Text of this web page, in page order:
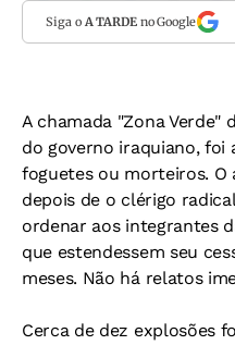
Siga o A TARDEno Google
A chamada "Zona Verde"
do governo iraquiano, foi
foguetes ou morteiros. O
depois de o clérigo
ordenar aos integrantes
que estendessem seu
meses. Não há relatos
Cerca de dez explosões